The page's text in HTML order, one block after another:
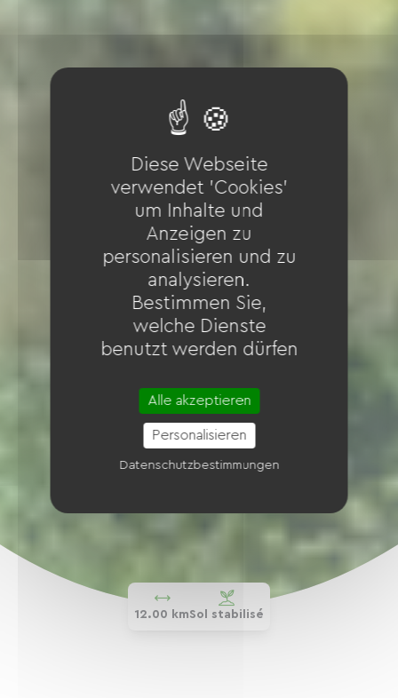
12.00 kmSol stabilisé
Diese Webseite
verwendet 'Cookies'
um Inhalte und
Anzeigen zu
personalisieren und zu
analysieren.
Bestimmen Sie,
welche Dienste
benutzt werden dürfen
Alle akzeptieren
Personalisieren
Datenschutzbestimmungen